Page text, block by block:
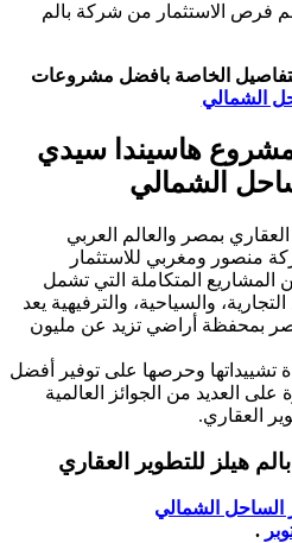
فرص الاستثمار من شركة بالم
الخاصة بافضل مشروعات
الشمالي
هاسيندا سيدي
الشمالي
بمصر والعالم العربي
قبل شركة منصور ومغربي للاستثمار
المتكاملة التي تشمل
والسياحية، والترفيهية يعد
بمحفظة أراضي تزيد عن مليون
تشييداتها وحرصها على توفير أفضل
العديد من الجوائز العالمية
العقاري.
هيلز للتطوير العقاري
الساحل الشمالي
.